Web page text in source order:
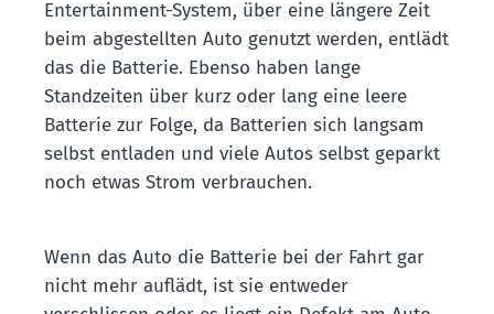
Entertainment-System, über eine längere Zeit
beim abgestellten Auto genutzt werden, entlädt
das die Batterie. Ebenso haben lange
Standzeiten über kurz oder lang eine leere
Batterie zur Folge, da Batterien sich langsam
selbst entladen und viele Autos selbst geparkt
noch etwas Strom verbrauchen.
Wenn das Auto die Batterie bei der Fahrt gar
nicht mehr auflädt, ist sie entweder